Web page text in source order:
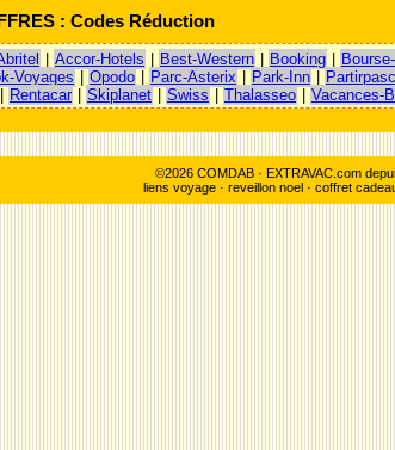
: Codes Réduction
Accor-Hotels Best-Western Booking
Voyages Opodo Parc-Asterix Park-Inn
Rentacar Skiplanet Swiss Thalasseo Vacances-
©2026 COMDAB · EXTRAVAC.com
liens voyage· reveillon noel· coffret